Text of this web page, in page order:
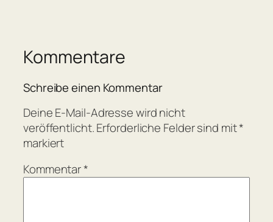
Kommentare
Schreibe einen Kommentar
Deine E-Mail-Adresse wird nicht
veröffentlicht.Erforderliche Felder sind mit*
markiert
Kommentar*